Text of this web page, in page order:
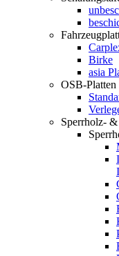
Birke
asia
OSB-Platten
Sperrholz-